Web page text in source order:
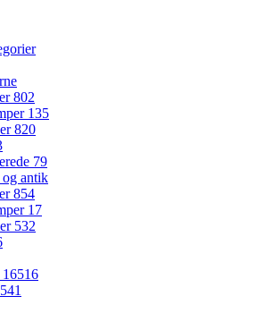
802
135
820
79
antik
854
17
532
16516